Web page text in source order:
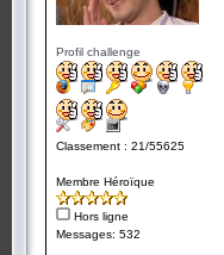
Profil challenge
Classement : 21/55625
Membre Héroïque
Hors ligne
Messages: 532